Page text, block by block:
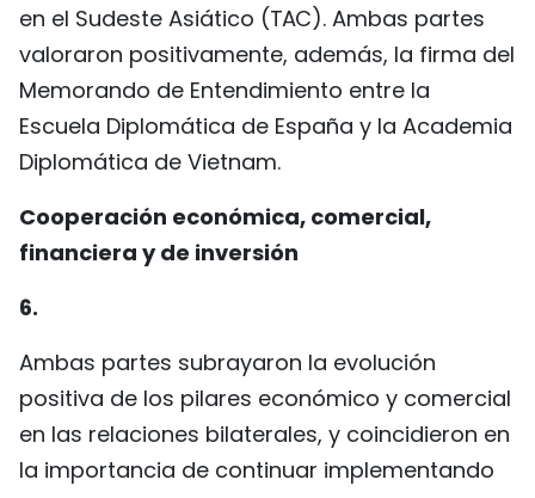
en el Sudeste Asiático (TAC). Ambas partes
valoraron positivamente, además, la firma del
Memorando de Entendimiento entre la
Escuela Diplomática de España y la Academia
Diplomática de Vietnam.
Cooperación económica, comercial,
financiera y de inversión
6.
Ambas partes subrayaron la evolución
positiva de los pilares económico y comercial
en las relaciones bilaterales, y coincidieron en
la importancia de continuar implementando